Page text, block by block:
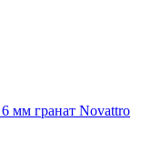
мм гранат Novattro